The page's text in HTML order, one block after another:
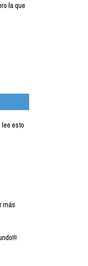
la que
esto
más